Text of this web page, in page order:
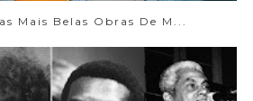
Mais Belas Obras De M...